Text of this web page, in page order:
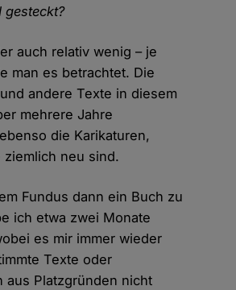
auch relativ wenig – je
man es betrachtet. Die
andere Texte in diesem
mehrere Jahre
die Karikaturen,
neu sind.
Fundus dann ein Buch zu
ich etwa zwei Monate
es mir immer wieder
Texte oder
aus Platzgründen nicht